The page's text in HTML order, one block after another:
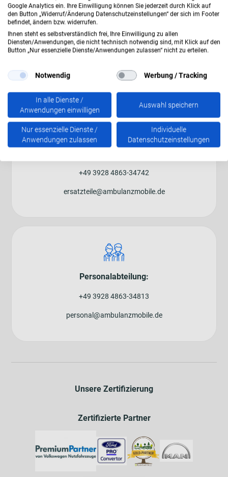
Serviceteam:
+49 3928 4863-39400
+49 3928 4863-34742
ersatzteile@ambulanzmobile.de
Personalabteilung:
+49 3928 4863-34813
personal@ambulanzmobile.de
Unsere Zertifizierung
Zertifizierte Partner
Google Analytics ein. Ihre Einwilligung können Sie jederzeit durch Klick auf
den Button „Widerruf/Änderung Datenschutzeinstellungen“ der sich im Footer
befindet, ändern bzw. widerrufen.
Ihnen steht es selbstverständlich frei, Ihre Einwilligung zu allen
Diensten/Anwendungen, die nicht technisch notwendig sind, mit Klick auf den
Button „Nur essenzielle Dienste/Anwendungen zulassen“ nicht zu erteilen.
Notwendig Werbung / Tracking
In alle Dienste /
Anwendungen einwilligen
Auswahl speichern
Nur essenzielle Dienste /
Anwendungen zulassen
Individuelle
Datenschutzeinstellungen